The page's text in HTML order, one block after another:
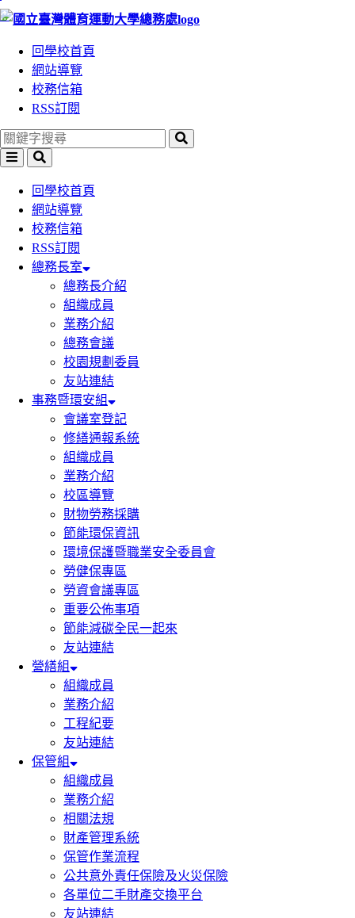
跳
區
塊
跳
區
塊
:::
回學校首頁
網站導覽
校務信箱
RSS訂閱
回學校首頁
網站導覽
校務信箱
RSS訂閱
總務長室
總務長介紹
組織成員
業務介紹
總務會議
校園規劃委員
友站連結
事務暨環安組
會議室登記
修繕通報系統
組織成員
業務介紹
校區導覽
財物勞務採購
節能環保資訊
環境保護暨職業安全委員會
勞健保專區
勞資會議專區
重要公佈事項
節能減碳全民一起來
友站連結
營繕組
組織成員
業務介紹
工程紀要
友站連結
保管組
組織成員
業務介紹
相關法規
財產管理系統
保管作業流程
公共意外責任保險及火災保險
各單位二手財產交換平台
友站連結